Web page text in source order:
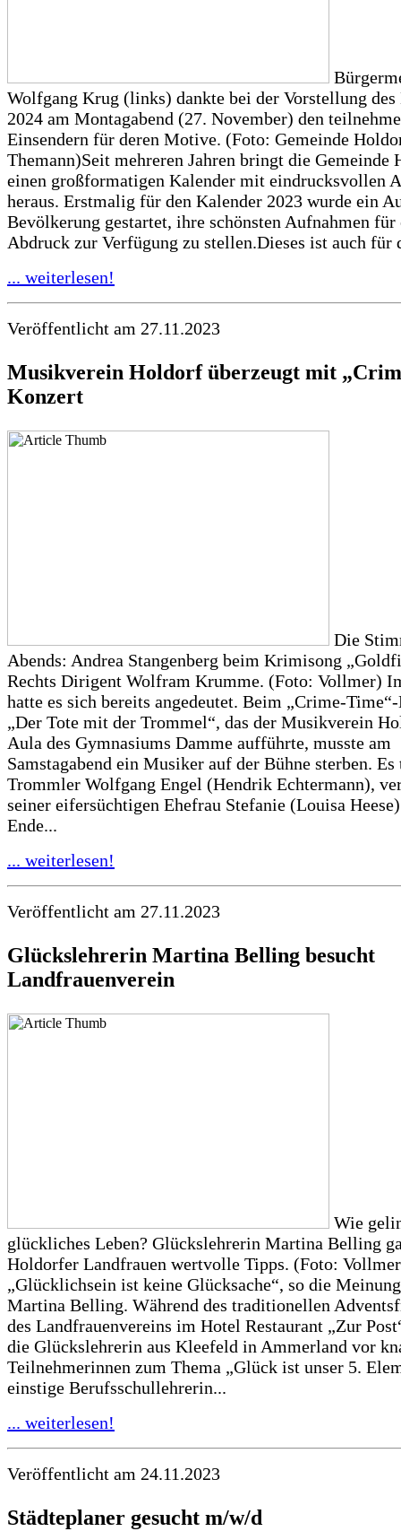
Wolfgang Krug (links) dankte bei der Vorstellung des
2024 am Montagabend (27. November) den
Einsendern für deren Motive. (Foto: Gemeinde
Themann)Seit mehreren Jahren bringt die Gemeinde
einen großformatigen Kalender mit eindrucksvollen
heraus. Erstmalig für den Kalender 2023 wurde ein
Bevölkerung gestartet, ihre schönsten Aufnahmen für
Abdruck zur Verfügung zu stellen.Dieses ist auch für
... weiterlesen!
Veröffentlicht am 27.11.2023
Musikverein Holdorf überzeugt mit
Konzert
Die
Abends: Andrea Stangenberg beim Krimisong
Rechts Dirigent Wolfram Krumme. (Foto: Vollmer)
hatte es sich bereits angedeutet. Beim „Crime-
„Der Tote mit der Trommel“, das der Musikverein
Aula des Gymnasiums Damme aufführte, musste am
Samstagabend ein Musiker auf der Bühne sterben. Es
Trommler Wolfgang Engel (Hendrik Echtermann),
seiner eifersüchtigen Ehefrau Stefanie (Louisa
Ende...
... weiterlesen!
Veröffentlicht am 27.11.2023
Glückslehrerin Martina Belling besucht
Landfrauenverein
Wie
glückliches Leben? Glückslehrerin Martina Belling
Holdorfer Landfrauen wertvolle Tipps. (Foto:
„Glücklichsein ist keine Glücksache“, so die
Martina Belling. Während des traditionellen
des Landfrauenvereins im Hotel Restaurant „Zur
die Glückslehrerin aus Kleefeld in Ammerland vor
Teilnehmerinnen zum Thema „Glück ist unser 5.
einstige Berufsschullehrerin...
... weiterlesen!
Veröffentlicht am 24.11.2023
Städteplaner gesucht m/w/d